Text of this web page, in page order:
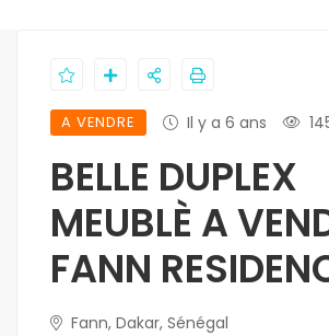
A VENDRE Il y a 6 ans
BELLE DUPLEX
MEUBLÈ A
FANN
Fann, Dakar, Sénégal